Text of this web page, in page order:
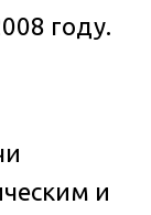
году.
и